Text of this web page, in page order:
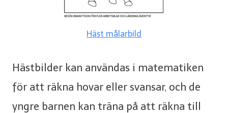
Häst målarbild
Hästbilder kan användas i matematiken
för att räkna hovar eller svansar, och de
yngre barnen kan träna på att räkna till